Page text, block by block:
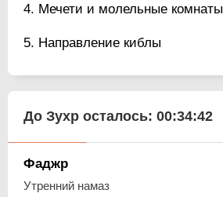
Мечети и молельные комнаты
Направление киблы
До Зухр осталось: 00:34:41
Фаджр
Утренний намаз